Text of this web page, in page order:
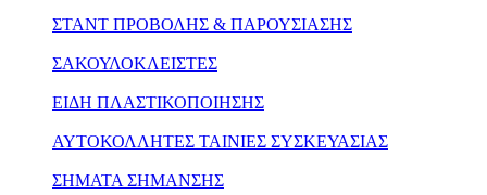
ΣΤΑΝΤ ΠΡΟΒΟΛΗΣ & ΠΑΡΟΥΣΙΑΣΗΣ
ΣΑΚΟΥΛΟΚΛΕΙΣΤΕΣ
ΕΙΔΗ ΠΛΑΣΤΙΚΟΠΟΙΗΣΗΣ
ΑΥΤΟΚΟΛΛΗΤΕΣ ΤΑΙΝΙΕΣ ΣΥΣΚΕΥΑΣΙΑΣ
ΣΗΜΑΤΑ ΣΗΜΑΝΣΗΣ